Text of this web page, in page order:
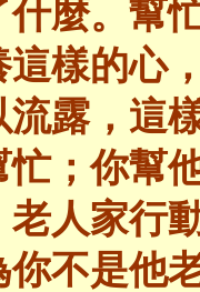
麼。幫
這樣的心
露，這
忙；你幫
人家行
不是他